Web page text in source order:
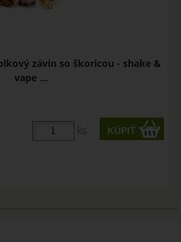
závin so škoricou - shake &
vape ...
ks